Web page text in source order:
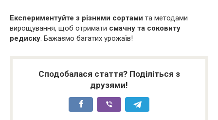
Експериментуйте з різними сортами та методами
вирощування, щоб отримати смачну та соковиту
редиску. Бажаємо багатих урожаїв!
Сподобалася стаття? Поділіться з
друзями!